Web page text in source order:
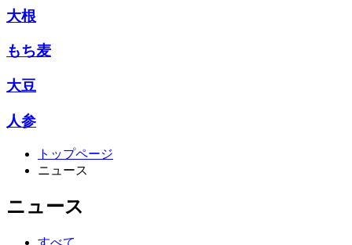
大根
もち麦
大豆
人参
トップページ
ニュース
ニュース